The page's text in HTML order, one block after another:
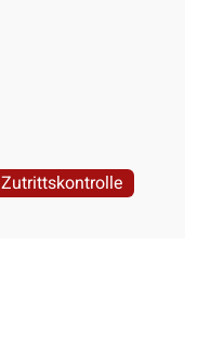
Zutrittskontrolle